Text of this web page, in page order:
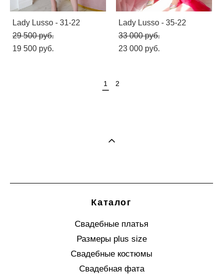
Lady Lusso - 31-22
29 500 pуб.
19 500 pуб.
Lady Lusso - 35-22
33 000 pуб.
23 000 pуб.
1 2
Каталог
Свадебные платья
Размеры plus size
Свадебные костюмы
Свадебная фата